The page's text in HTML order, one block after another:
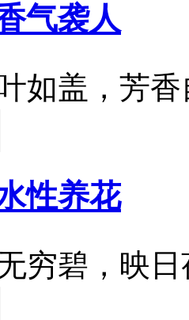
气袭人
如盖，芳
性养花
穷碧，映